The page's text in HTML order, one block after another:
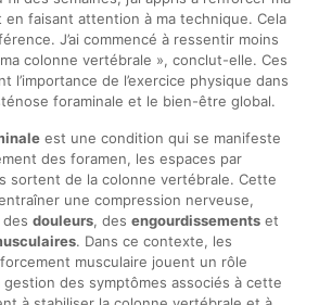
en faisant attention à ma technique. Cela
J’ai commencé à ressentir moins
colonne vertébrale », conclut-elle. Ces
l’importance de l’exercice physique dans
foraminale et le bien-être global.
est une condition qui se manifeste
des foramen, les espaces par
sortent de la colonne vertébrale. Cette
une compression nerveuse,
douleurs, des engourdissementset
. Dans ce contexte, les
musculaire jouent un rôle
des symptômes associés à cette